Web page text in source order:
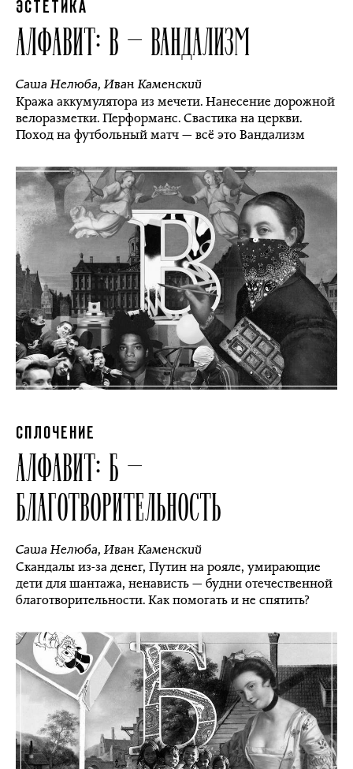
ЭСТЕТИКА
АЛФАВИТ: В — ВАНДАЛИЗМ
Саша Нелюба,Иван Каменский
Кража аккумулятора из мечети. Нанесение дорожной
велоразметки. Перформанс. Свастика на церкви.
Поход на футбольный матч — всё это Вандализм
СПЛОЧЕНИЕ
АЛФАВИТ: Б —
БЛАГОТВОРИТЕЛЬНОСТЬ
Саша Нелюба,Иван Каменский
Скандалы из-за денег, Путин на рояле, умирающие
дети для шантажа, ненависть — будни отечественной
благотворительности. Как помогать и не спятить?